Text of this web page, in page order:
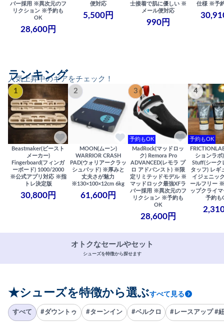
バー採用 ※異次元のフ
リクション ※予約も
OK
28,600円
便対応
5,500円
士接着で肌に優しい ※
メール便対応
990円
仕様 ※予
人気上昇中のギアをチェック！
ランキング
1
Beastmaker(ビースト
メーカー)
Fingerboard(フィンガ
ーボード) 1000/2000
※公式アプリ対応 ※指
トレ決定版
30,800円
2
MOON(ムーン)
WARRIOR CRASH
PAD(ウォリアークラッ
シュパッド) ※厚みと
丈夫さが魅力
※130×100×12cm 6kg
61,600円
3
予約もOK
MadRock(マッドロッ
ク) Remora Pro
ADVANCED(レモラ プ
ロ アドバンスト) ※限
定リミテッドモデル ※
マッドロック最強XFラ
バー採用 ※異次元のフ
リクション ※予約も
OK
28,600円
4
予約もOK
ションラボ
Stuff(シーク
タッフ) レギ
イジェニッ
ールフリー
ップクライ
予約も
オトクなセールやセット
シューズを特徴から探せます
★シューズを特徴から選ぶすべて見る
すべて #ダウントゥ #ターンイン #ベルクロ #レースアップ #